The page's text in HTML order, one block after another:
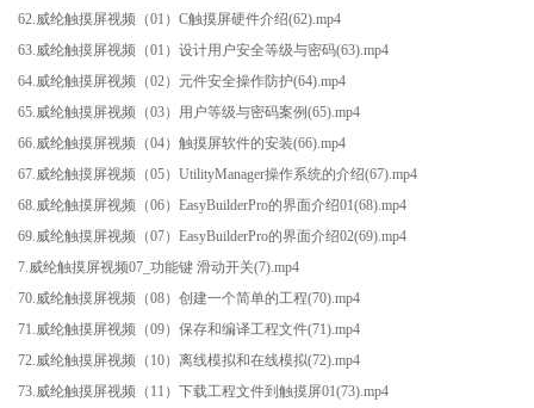
62.威纶触摸屏视频（01）C触摸屏硬件介绍(62).mp4
63.威纶触摸屏视频（01）设计用户安全等级与密码(63).mp4
64.威纶触摸屏视频（02）元件安全操作防护(64).mp4
65.威纶触摸屏视频（03）用户等级与密码案例(65).mp4
66.威纶触摸屏视频（04）触摸屏软件的安装(66).mp4
67.威纶触摸屏视频（05）UtilityManager操作系统的介绍(67).mp4
68.威纶触摸屏视频（06）EasyBuilderPro的界面介绍01(68).mp4
69.威纶触摸屏视频（07）EasyBuilderPro的界面介绍02(69).mp4
7.威纶触摸屏视频07_功能键 滑动开关(7).mp4
70.威纶触摸屏视频（08）创建一个简单的工程(70).mp4
71.威纶触摸屏视频（09）保存和编译工程文件(71).mp4
72.威纶触摸屏视频（10）离线模拟和在线模拟(72).mp4
73.威纶触摸屏视频（11）下载工程文件到触摸屏01(73).mp4